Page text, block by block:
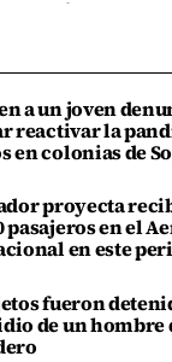
a un joven
reactivar la
en colonias de
proyecta
pasajeros en el
en este
fueron
de un hombre